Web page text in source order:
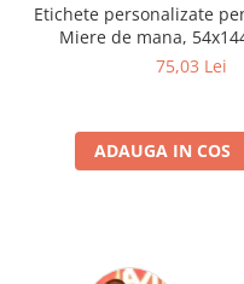
Etichete personalizate
Miere de mana,
etichete/rola
75,03 Lei
ADAUGA IN COS